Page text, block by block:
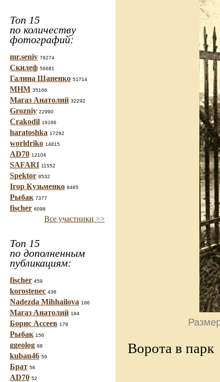
Топ 15
по количеству
фотографий:
mr.seniv 78274
Скилеф 56681
Галина Шаненко 51714
МНМ 35166
Магаз Анатолий 32292
Grozniy 22990
Crakodil 19166
haratoshka 17292
worldriko 14815
AD70 12104
SAFARI 11552
Spektor 8532
Ігор Кузьменко 8485
Рыбак 7377
fischer 6098
Все участники >>
Топ 15
по дополненным
публикациям:
fischer 459
korostenec 436
Nadezda Mihhailova 186
Магаз Анатолий 184
Борис Ассеев 178
Рыбак 156
ggeolog 88
kuban46 59
Брат 56
AD70 52
Ворота в парк